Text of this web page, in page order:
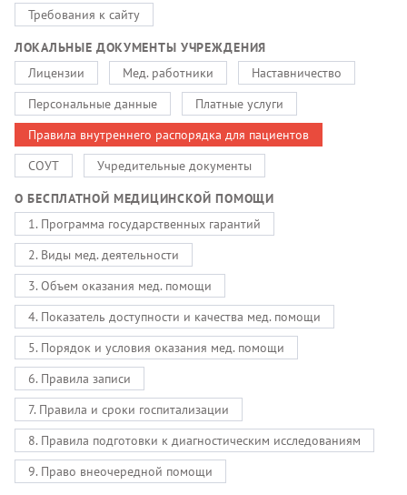
Требования к сайту
ЛОКАЛЬНЫЕ ДОКУМЕНТЫ УЧРЕЖДЕНИЯ
Лицензии
Мед. работники
Наставничество
Персональные данные
Платные услуги
Правила внутреннего распорядка для пациентов
СОУТ
Учредительные документы
О БЕСПЛАТНОЙ МЕДИЦИНСКОЙ ПОМОЩИ
1. Программа государственных гарантий
2. Виды мед. деятельности
3. Объем оказания мед. помощи
4. Показатель доступности и качества мед. помощи
5. Порядок и условия оказания мед. помощи
6. Правила записи
7. Правила и сроки госпитализации
8. Правила подготовки к диагностическим исследованиям
9. Право внеочередной помощи